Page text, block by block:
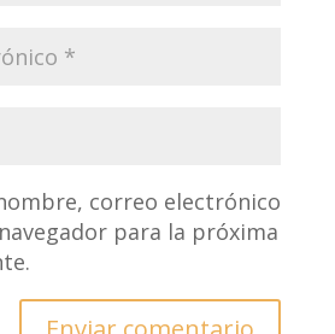
correo electrónico
para la próxima